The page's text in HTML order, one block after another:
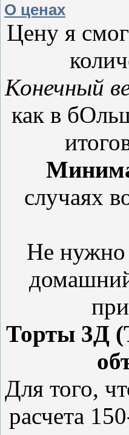
О ценах
Цену я
Конечный
как в
случаях
Не нужно
домашний
Торты 3Д
Для того,
расчета